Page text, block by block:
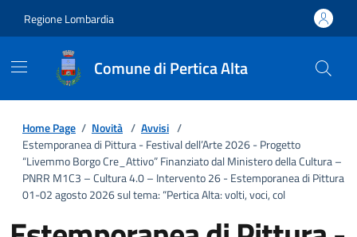
Regione Lombardia
Comune di Pertica Alta
Home Page / Novità / Avvisi /
Estemporanea di Pittura - Festival dell’Arte 2026 - Progetto
“Livemmo Borgo Cre_Attivo” Finanziato dal Ministero della Cultura –
PNRR M1C3 – Cultura 4.0 – Intervento 26 - Estemporanea di Pittura
01-02 agosto 2026 sul tema: “Pertica Alta: volti, voci, col